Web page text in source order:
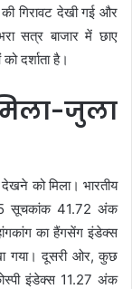
गिरावट देखी गई और
सत्र बाजार में छाए
दर्शाता है।
जुला
को मिला। भारतीय
सूचकांक 41.72 अंक
का हैंगसेंग इंडेक्स
गया। दूसरी ओर, कुछ
इंडेक्स 11.27 अंक